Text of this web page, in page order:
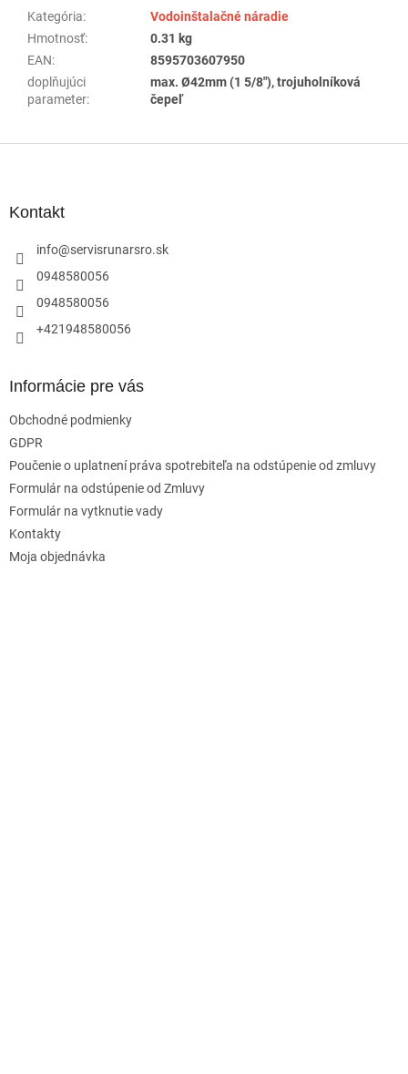
Kategória:
Vodoinštalačné náradie
Hmotnosť:
0.31 kg
EAN:
8595703607950
doplňujúci
parameter:
max. Ø42mm (1 5/8"), trojuholníková
čepeľ
Kontakt
info@servisrunarsro.sk
0948580056
0948580056
+421948580056
Informácie pre vás
Obchodné podmienky
GDPR
Poučenie o uplatnení práva spotrebiteľa na odstúpenie od zmluvy
Formulár na odstúpenie od Zmluvy
Formulár na vytknutie vady
Kontakty
Moja objednávka